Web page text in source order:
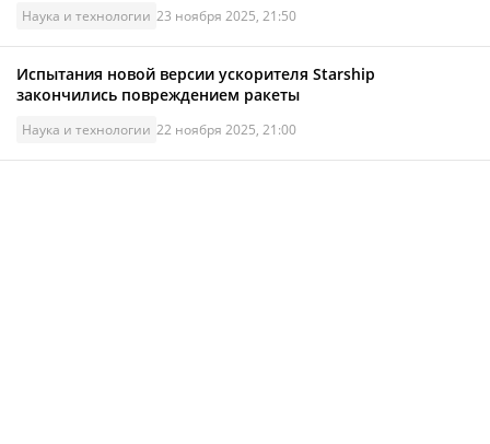
Наука и технологии 23 ноября 2025, 21:50
Испытания новой версии ускорителя Starship
закончились повреждением ракеты
Наука и технологии 22 ноября 2025, 21:00